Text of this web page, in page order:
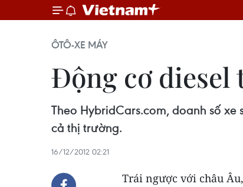
ÔTÔ-XE MÁY
Động cơ diesel
Theo HybridCars.com, doanh số
cả thị trường.
16/12/2012 02:21
Trái ngược với châu